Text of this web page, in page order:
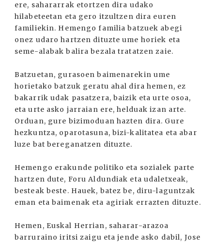
ere, sahararrak etortzen dira udako
hilabeteetan eta gero itzultzen dira euren
familiekin. Hemengo familia batzuek abegi
onez udaro hartzen dituzte ume horiek eta
seme-alabak balira bezala tratatzen zaie.
Batzuetan, gurasoen baimenarekin ume
horietako batzuk geratu ahal dira hemen, ez
bakarrik udak pasatzera, baizik eta urte osoa,
eta urte asko jarraian ere, helduak izan arte.
Orduan, gure bizimoduan hazten dira. Gure
hezkuntza, oparotasuna, bizi-kalitatea eta abar
luze bat bereganatzen dituzte.
Hemengo erakunde politiko eta sozialek parte
hartzen dute, Foru Aldundiak eta udaletxeak,
besteak beste. Hauek, batez be, diru-laguntzak
eman eta baimenak eta agiriak errazten dituzte.
Hemen, Euskal Herrian, saharar-arazoa
barruraino iritsi zaigu eta jende asko dabil, Jose